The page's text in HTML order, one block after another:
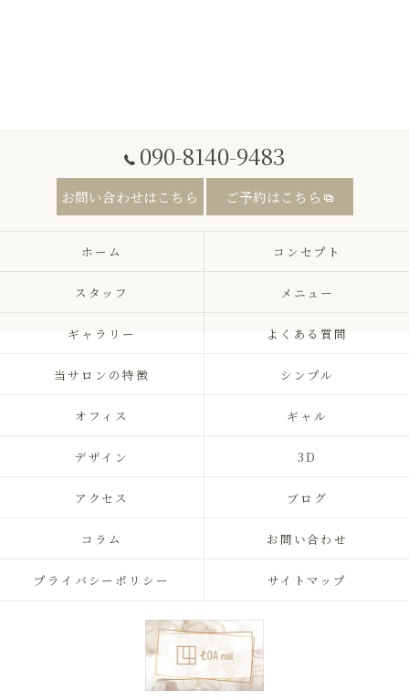
090-8140-9483
お問い合わせはこちら ご予約はこちら
ホーム コンセプト
スタッフ メニュー
ギャラリー よくある質問
当サロンの特徴 シンプル
オフィス ギャル
デザイン 3D
アクセス ブログ
コラム お問い合わせ
プライバシーポリシー サイトマップ